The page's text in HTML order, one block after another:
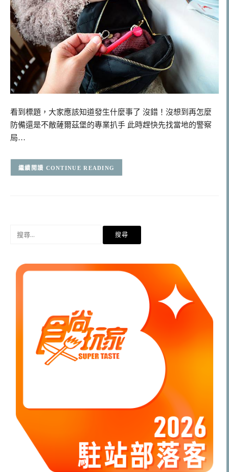
看到標題，大家應該知道發生什麼事了 沒錯！沒想到再怎麼
防備還是不敵薩爾茲堡的專業扒手 此時趕快先找當地的警察
局…
CONTINUE READING
字: